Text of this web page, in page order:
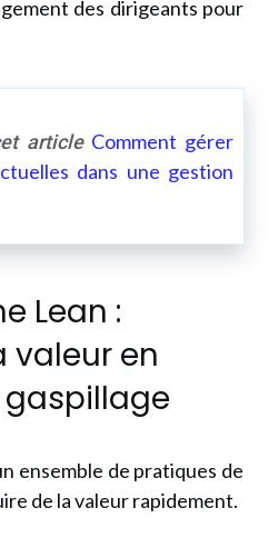
des dirigeants pour
article Comment gérer
dans une gestion
Lean :
valeur en
ensemble de pratiques de
de la valeur rapidement.